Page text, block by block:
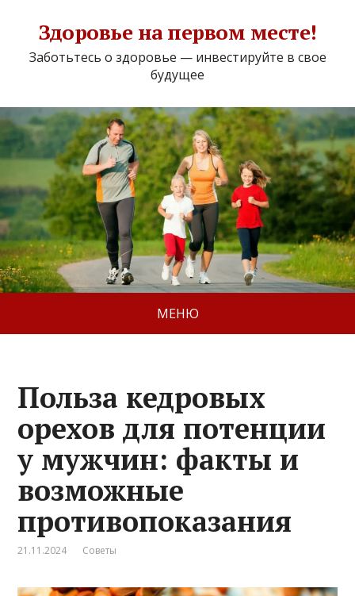
Здоровье на первом месте!
Заботьтесь о здоровье — инвестируйте в свое
будущее
МЕНЮ
Польза кедровых
орехов для потенции
у мужчин: факты и
возможные
противопоказания
21.11.2024 Советы